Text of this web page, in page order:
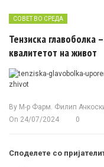
СОВЕТ ВО СРЕДА
Тензиска главоболка
квалитетот на живот
By М-р Фарм. Филип
On 24/07/2024 0
Споделете со